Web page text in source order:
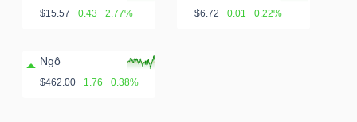
$15.57 0.43 2.77% $6.72 0.01 0.22%
Ngô
$462.00 1.76 0.38%